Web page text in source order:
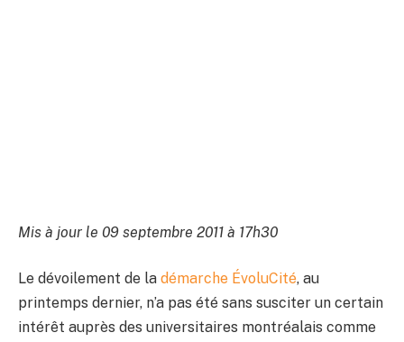
Mis à jour le 09 septembre 2011 à 17h30
Le dévoilement de la démarche ÉvoluCité, au
printemps dernier, n’a pas été sans susciter un certain
intérêt auprès des universitaires montréalais comme